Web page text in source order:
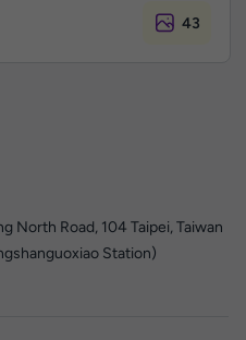
43
North Road, 104 Taipei, Taiwan
Station)